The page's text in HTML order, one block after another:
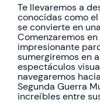
Te llevaremos a
conocidas como
se convierte en
Comenzaremos
impresionante
sumergiremos en
espectáculos
navegaremos
Segunda Guerra
increíbles entre